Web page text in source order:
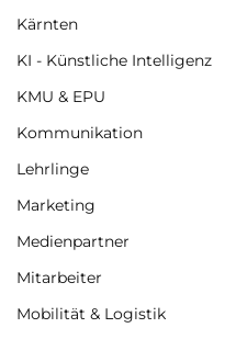
Kärnten
KI - Künstliche Intelligenz
KMU & EPU
Kommunikation
Lehrlinge
Marketing
Medienpartner
Mitarbeiter
Mobilität & Logistik